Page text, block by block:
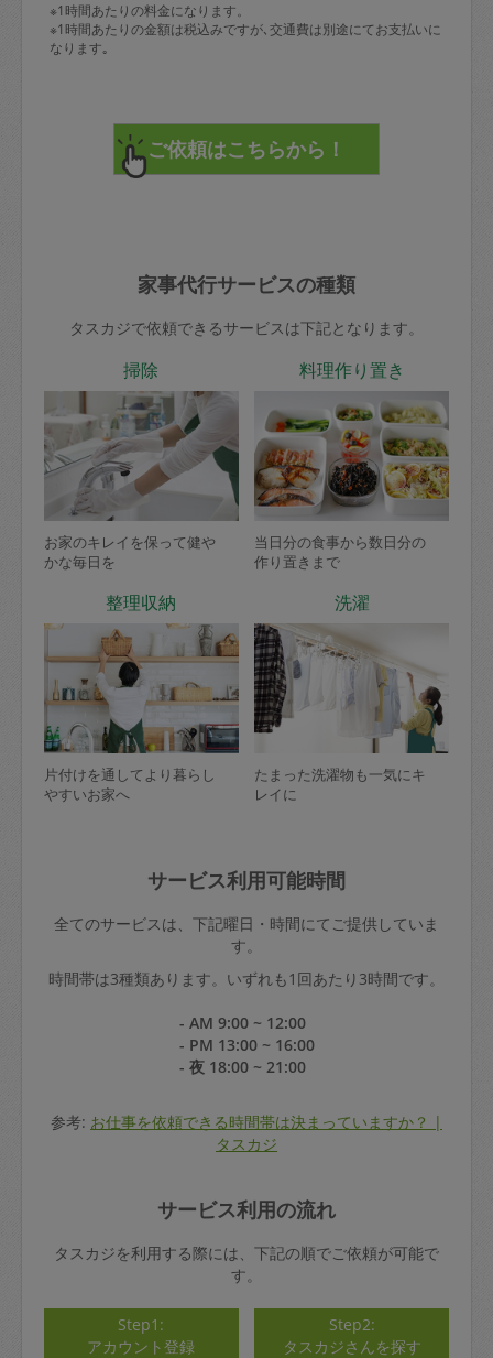
※1時間あたりの料金になります。
※1時間あたりの金額は税込みですが､交通費は別途にてお支払いに
なります｡
家事代行サービスの種類
タスカジで依頼できるサービスは下記となります。
掃除
お家のキレイを保って健や
かな毎日を
料理作り置き
当日分の食事から数日分の
作り置きまで
整理収納
片付けを通してより暮らし
やすいお家へ
洗濯
たまった洗濯物も一気にキ
レイに
サービス利用可能時間
全てのサービスは、下記曜日・時間にてご提供していま
す。
時間帯は3種類あります。いずれも1回あたり3時間です。
- AM 9:00 ~ 12:00
- PM 13:00 ~ 16:00
- 夜 18:00 ~ 21:00
参考: お仕事を依頼できる時間帯は決まっていますか？ |
タスカジ
サービス利用の流れ
タスカジを利用する際には、下記の順でご依頼が可能で
す。
Step1:
アカウント登録
Step2:
タスカジさんを探す